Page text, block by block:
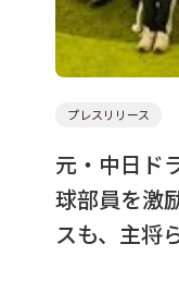
プレスリリース
元・中日ド
球部員を激
スも、主将